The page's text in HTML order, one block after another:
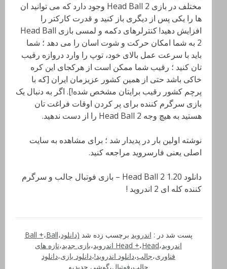
مختلف در بازی Head Ball 2 وجود دارد که می توانید ان
ها را یکی پس از دیگری باز کنید و قدرت کارکتر را
افزایش دهید! کنترلرهای دکمه و لمسی بازی Head Ball
2 به شما امکان حرکت و شوت اسان را می دهد ؛ شما
باید با سرعت عمل بالای خود، توپ را وارد دروازه رقیب
تان کنید ؛ رقیب شما ممکن است از هرکجای این کره
خاکی باشد حتی از همین کشور عزیزمان ایران [که با
پرچم کشور رقیب برایتان مشخص شده!]. اگر به دنبال یک
بازی سرگرم کننده برای پر کردن اوقات فراغت تان
هستید به هیچ وجه Head Ball 2 را از دست ندهید.
نوشته اولین بار در پدیدار شد ؛ برای مشاهده به سایت
اصلی یعنی فارسروید مراجعه کنید.
دانلود Head Ball 2 1.20 – بازی فوتبال جالب و سرگرم
کننده کله ای 2 اندروید !
پست شد در : اندروید برچسب زده شد (دانلود، Ball +،Ball
اندروید، Head +،Head اندروید ،بازی جدید،تازه های
فناوری،جالب،دانلود اندروید!،دانلود بازی،دانلود
جالب،فوتبال،گوشی جدید،و